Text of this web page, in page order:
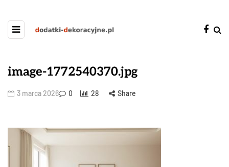
image-1772540370.jpg
3 marca 2026 0 28 Share